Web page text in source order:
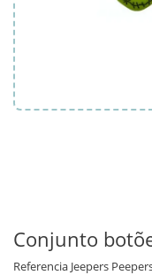
Conjunto
Referencia Jeepers